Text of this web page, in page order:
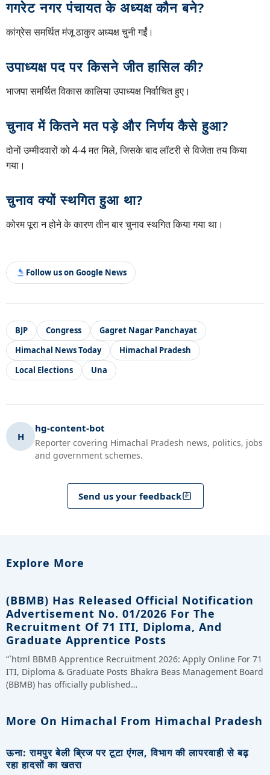
गगरेट नगर पंचायत के अध्यक्ष कौन बने?
कांग्रेस समर्थित मंजू ठाकुर अध्यक्ष चुनी गईं।
उपाध्यक्ष पद पर किसने जीत हासिल की?
भाजपा समर्थित विकास कालिया उपाध्यक्ष निर्वाचित हुए।
चुनाव में कितने मत पड़े और निर्णय कैसे हुआ?
दोनों उम्मीदवारों को 4-4 मत मिले, जिसके बाद लॉटरी से विजेता तय किया
गया।
चुनाव क्यों स्थगित हुआ था?
कोरम पूरा न होने के कारण तीन बार चुनाव स्थगित किया गया था।
Follow us on Google News
BJP Congress
Gagret Nagar Panchayat
Himachal News Today
Himachal Pradesh
Local Elections
Una
H
hg-content-bot
Reporter covering Himachal Pradesh news, politics, jobs
and government schemes.
Send us your feedback
Explore More
(BBMB) Has Released Official Notification
Advertisement No. 01/2026 For The
Recruitment Of 71 ITI, Diploma, And
Graduate Apprentice Posts
“`html BBMB Apprentice Recruitment 2026: Apply Online For 71
ITI, Diploma & Graduate Posts Bhakra Beas Management Board
(BBMB) has officially published…
More On Himachal From Himachal Pradesh
ऊना: रामपुर बेली ब्रिज पर टूटा एंगल, विभाग की लापरवाही से बढ़
रहा हादसों का खतरा